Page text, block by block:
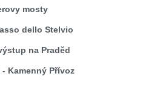
mosty
dello Stelvio
na Praděd
- Kamenný Přívoz